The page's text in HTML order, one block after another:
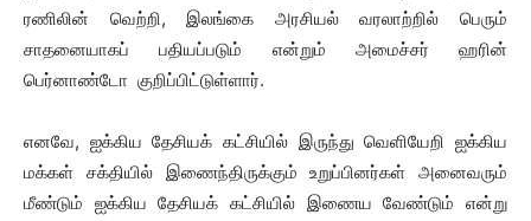
ரணிலின் வெற்றி, இலங்கை அரசியல் வரலாற்றில் பெரும்
சாதனையாகப் பதியப்படும் என்றும் அமைச்சர் ஹரின்
பெர்னாண்டோ குறிப்பிட்டுள்ளார்.
எனவே, ஐக்கிய தேசியக் கட்சியில் இருந்து வெளியேறி ஐக்கிய
மக்கள் சக்தியில் இணைந்திருக்கும் உறுப்பினர்கள் அனைவரும்
மீண்டும் ஐக்கிய தேசியக் கட்சியில் இணைய வேண்டும் என்று